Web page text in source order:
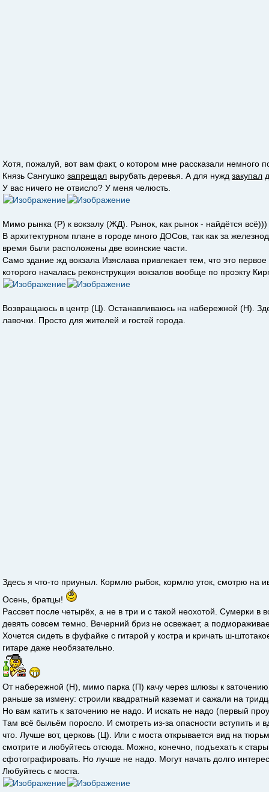
Хотя, пожалуй, вот вам факт, о котором мне рассказали немного
Князь Сангушко запрещал вырубать деревья. А для нужд закупал
У вас ничего не отвисло? У меня челюсть.
Мимо рынка (Р) к вокзалу (ЖД). Рынок, как рынок - найдётся всё)))
В архитектурном плане в городе много ДОСов, так как за
время были расположены две воинские части.
Само здание жд вокзала Изяслава привлекает тем, что это первое
которого началась реконструкция вокзалов вообще по проэкту
Возвращаюсь в центр (Ц). Останавливаюсь на набережной (Н).
лавочки. Просто для жителей и гостей города.
Здесь я что-то приуныл. Кормлю рыбок, кормлю уток, смотрю на
Осень, братцы!
Рассвет после четырёх, а не в три и с такой неохотой. Сумерки в
девять совсем темно. Вечерний бриз не освежает, а
Хочется сидеть в фуфайке с гитарой у костра и кричать ш-
гитаре даже необязательно.
От набережной (Н), мимо парка (П) качу через шлюзы к
раньше за измену: строили квадратный каземат и сажали на
Но вам катить к заточению не надо. И искать не надо (первый
Там всё быльём поросло. И смотреть из-за опасности вступить и
что. Лучше вот, церковь (Ц). Или с моста открывается вид на
смотрите и любуйтесь отсюда. Можно, конечно, подъехать к
сфотографировать. Но лучше не надо. Могут начать долго
Любуйтесь с моста.